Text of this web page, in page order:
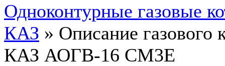
Одноконтурные газовые
КАЗ » Описание газового
КАЗ АОГВ-16 СМ3Е